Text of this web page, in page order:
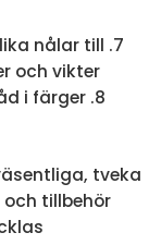
nålar till
och vikter.
i färger
tveka
tillbehör